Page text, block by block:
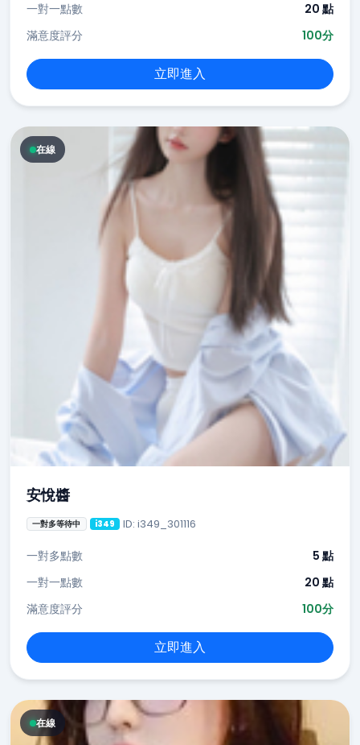
一對一點數
20 點
滿意度評分
100分
立即進入
在線
安悅醬
一對多等待中 i349 ID: i349_301116
一對多點數
5 點
一對一點數
20 點
滿意度評分
100分
立即進入
在線